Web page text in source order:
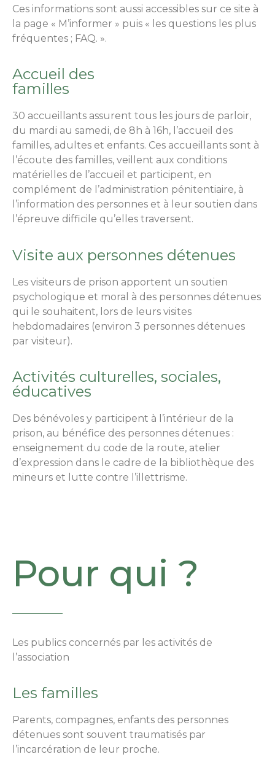
Ces informations sont aussi accessibles sur ce site à
la page « M’informer » puis « les questions les plus
fréquentes ; FAQ. ».
Accueil des
familles
30 accueillants assurent tous les jours de parloir,
du mardi au samedi, de 8h à 16h, l’accueil des
familles, adultes et enfants. Ces accueillants sont à
l’écoute des familles, veillent aux conditions
matérielles de l’accueil et participent, en
complément de l’administration pénitentiaire, à
l’information des personnes et à leur soutien dans
l’épreuve difficile qu’elles traversent.
Visite aux personnes détenues
Les visiteurs de prison apportent un soutien
psychologique et moral à des personnes détenues
qui le souhaitent, lors de leurs visites
hebdomadaires (environ 3 personnes détenues
par visiteur).
Activités culturelles, sociales,
éducatives
Des bénévoles y participent à l’intérieur de la
prison, au bénéfice des personnes détenues :
enseignement du code de la route, atelier
d’expression dans le cadre de la bibliothèque des
mineurs et lutte contre l’illettrisme.
Pour qui ?
Les publics concernés par les activités de
l’association
Les familles
Parents, compagnes, enfants des personnes
détenues sont souvent traumatisés par
l’incarcération de leur proche.